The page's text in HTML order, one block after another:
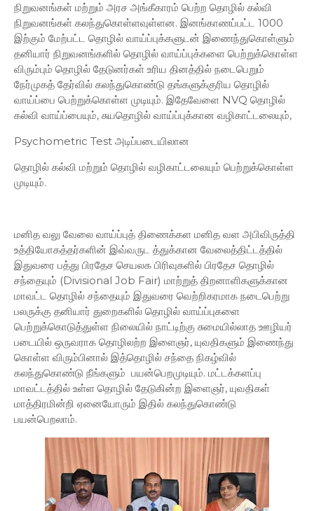
நிறுவனங்கள் மற்றும் அரச அங்கீகாரம் பெற்ற தொழில் கல்வி
நிறுவனங்கள் கலந்துகொள்ளவுள்ளன. இனங்காணப்பட்ட 1000
இற்கும் மேற்பட்ட தொழில் வாய்ப்புக்களுடன் இணைந்துகொள்ளும்
தனியார் நிறுவனங்களில் தொழில் வாய்ப்புக்களை பெற்றுக்கொள்ள
விரும்பும் தொழில் தேடுனர்கள் உரிய தினத்தில் நடைபெறும்
நேர்முகத் தேர்வில் கலந்துகொண்டு தங்களுக்குரிய தொழில்
வாய்ப்பை பெற்றுக்கொள்ள முடியும். இதேவேளை NVQ தொழில்
கல்வி வாய்ப்பையும், சுயதொழில் வாய்ப்புக்கான வழிகாட்டலையும்,
Psychometric Test அடிப்படையிலான
தொழில் கல்வி மற்றும் தொழில் வழிகாட்டலையும் பெற்றுக்கொள்ள
முடியும்.
மனித வலு வேலை வாய்ப்புத் திணைக்கள மனித வள அபிவிருத்தி
உத்தியோகத்தர்களின் இவ்வருட த்துக்கான வேலைத்திட்டத்தில்
இதுவரை பத்து பிரதேச செயலக பிரிவுகளில் பிரதேச தொழில்
சந்தையும் (Divisional Job Fair) மாற்றுத் திறனாளிகளுக்கான
மாவட்ட தொழில் சந்தையும் இதுவரை வெற்றிகரமாக நடைபெற்று
பலருக்கு தனியார் துறைகளில் தொழில் வாய்ப்புகளை
பெற்றுக்கொடுத்துள்ள நிலையில் நாட்டிற்கு சுமையில்லாத ஊழியர்
படையில் ஒருவராக தொழிலற்ற இளைஞர், யுவதிகளும் இணைந்து
கொள்ள விரும்பினால் இத்தொழில் சந்தை நிகழ்வில்
கலந்துகொண்டு நீங்களும் பயன்பெறமுடியும். மட்டக்களப்பு
மாவட்டத்தில் உள்ள தொழில் தேடுகின்ற இளைஞர், யுவதிகள்
மாத்திரமின்றி ஏனையோரும் இதில் கலந்துகொண்டு
பயன்பெறலாம்.